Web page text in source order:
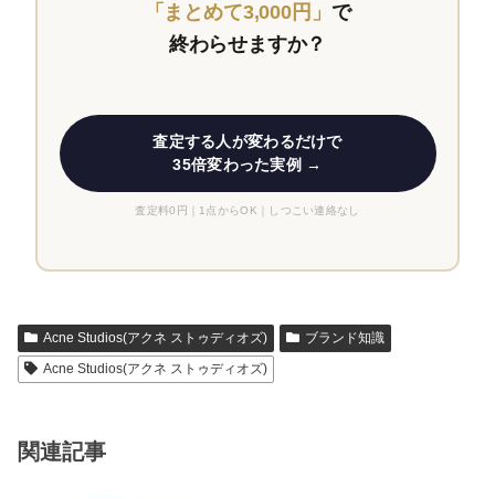
「まとめて3,000円」 で
終わらせますか？
査定する人が変わるだけで
35倍変わった実例 →
査定料0円｜1点からOK｜しつこい連絡なし
Acne Studios(アクネ ストゥディオズ)
ブランド知識
Acne Studios(アクネ ストゥディオズ)
関連記事